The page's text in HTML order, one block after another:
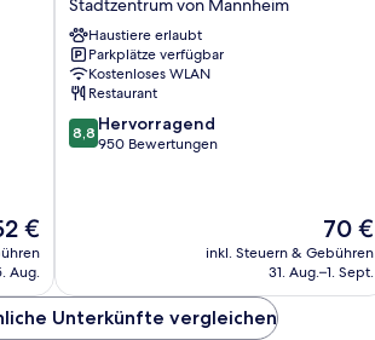
€
Aug.
Am
Rathaus
Stadtzentrum
von
Mannheim
Haustiere erlaubt
Parkplätze verfügbar
Kostenloses WLAN
Restaurant
8.8
von
8,8 Hervorragend
950 Bewertungen
Der
Preis
beträgt
70 €
inkl. Steuern & Gebühren
31. Aug.–1. Sept.
Unterkünfte vergleichen